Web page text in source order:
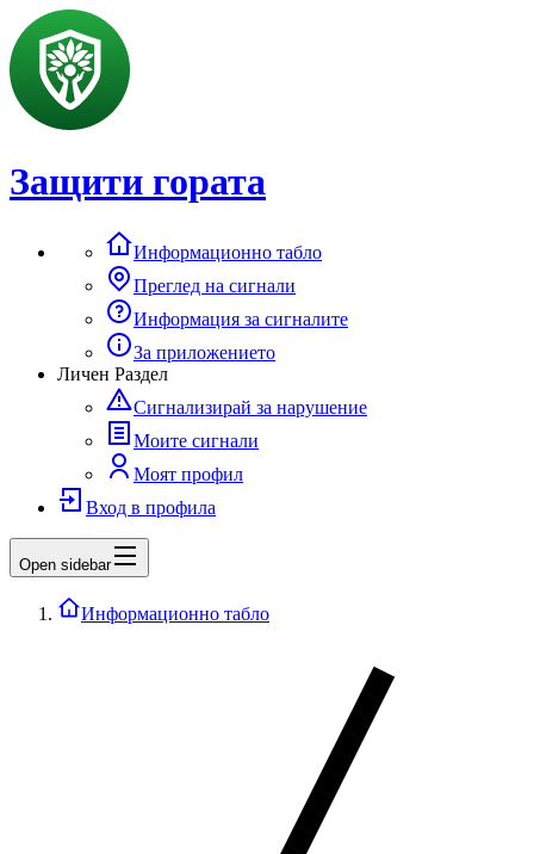
Защити гората
Информационно табло
Преглед на сигнали
Информация за сигналите
За приложението
Личен Раздел
Сигнализирай за нарушение
Моите сигнали
Моят профил
Вход в профила
Open sidebar
Информационно табло